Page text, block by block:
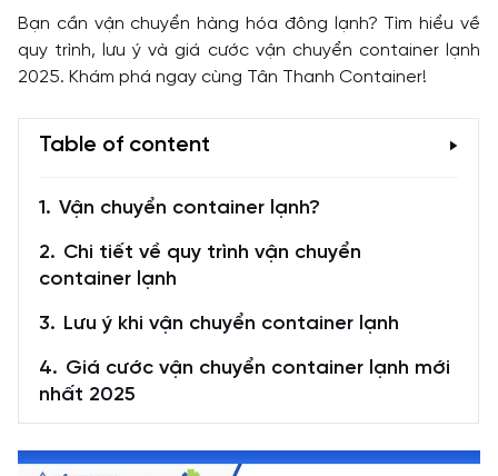
Bạn cần vận chuyển hàng hóa đông lạnh? Tìm hiểu về
quy trình, lưu ý và giá cước vận chuyển container lạnh
2025. Khám phá ngay cùng Tân Thanh Container!
Table of content
Vận chuyển container lạnh?
Chi tiết về quy trình vận chuyển
container lạnh
Lưu ý khi vận chuyển container lạnh
Giá cước vận chuyển container lạnh mới
nhất 2025